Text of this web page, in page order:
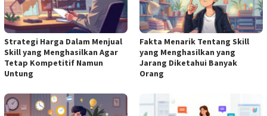
Strategi Harga Dalam Menjual
Skill yang Menghasilkan Agar
Tetap Kompetitif Namun
Untung
Fakta Menarik Tentang Skill
yang Menghasilkan yang
Jarang Diketahui Banyak
Orang